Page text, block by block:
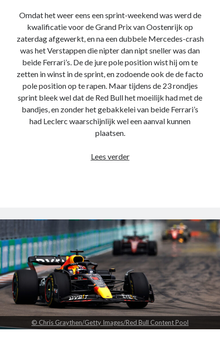
Omdat het weer eens een sprint-weekend was werd de
kwalificatie voor de Grand Prix van Oostenrijk op
zaterdag afgewerkt, en na een dubbele Mercedes-crash
was het Verstappen die nipter dan nipt sneller was dan
beide Ferrari’s. De de jure pole position wist hij om te
zetten in winst in de sprint, en zodoende ook de de facto
pole position op te rapen. Maar tijdens de 23 rondjes
sprint bleek wel dat de Red Bull het moeilijk had met de
bandjes, en zonder het gebakkelei van beide Ferrari’s
had Leclerc waarschijnlijk wel een aanval kunnen
plaatsen.
Lees verderRace
Oostenrijk
2022
© Chris Graythen/Getty Images/Red Bull Content Pool
kaart te
brengen. Als
cookies
weigert
wordt je
surfgedrag
op deze site
niet gevolgd.
Gebruikerservaring
gebruiksvriendelijk
website niet meer
kunt gebruiken.